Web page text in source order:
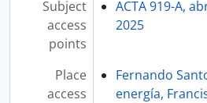
Subject
access
points
ACTA 919-A,
2025
Place
access
Fernando
energía,